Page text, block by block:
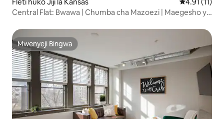
Central Flat: Bwawa | Chumba cha Mazoezi | Maegesho ya
Mwenyeji Bingwa
Mwenyeji Bingwa